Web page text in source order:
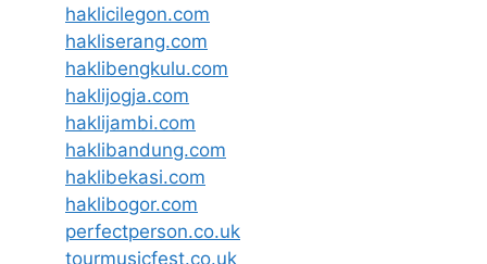
haklicilegon.com
hakliserang.com
haklibengkulu.com
haklijogja.com
haklijambi.com
haklibandung.com
haklibekasi.com
haklibogor.com
perfectperson.co.uk
tourmusicfest.co.uk